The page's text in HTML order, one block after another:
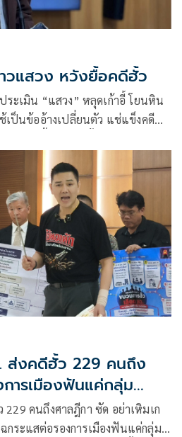
วแสวง หวังยื้อคดีฮั้ว
ะเมิน “แสวง” หลุดเก้าอี้ โยนหิน
เป็นข้ออ้างเปลี่ยนตัว แช่แข็งคดี
ส่งคดีฮั้ว 229 คนถึง
ารเมืองฟันแค่กลุ่ม
229 คนถึงศาลฎีกา ซัด อย่าเหิมเก
กระแสต่อรองการเมืองฟันแค่กลุ่ม